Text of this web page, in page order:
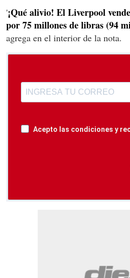
'¡Qué alivio! El Liverpool
por 75 millones de libras (94
agrega en el interior de la nota.
Acepto las condiciones y